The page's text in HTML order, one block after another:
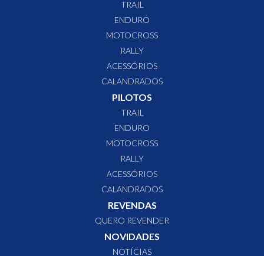
TRAIL
ENDURO
MOTOCROSS
RALLY
ACESSÓRIOS
CALANDRADOS
PILOTOS
TRAIL
ENDURO
MOTOCROSS
RALLY
ACESSÓRIOS
CALANDRADOS
REVENDAS
QUERO REVENDER
NOVIDADES
NOTÍCIAS